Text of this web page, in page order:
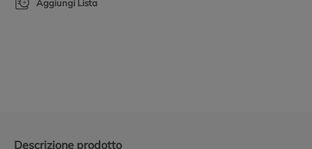
Aggiungi Lista
Descrizione prodotto